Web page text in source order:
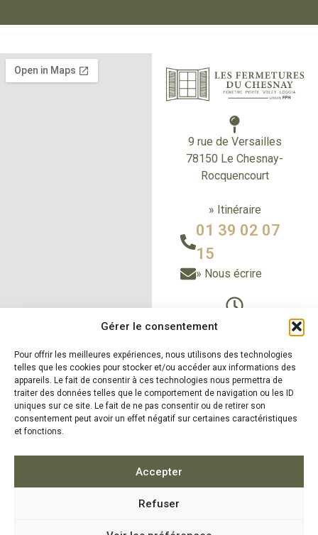
Gérer le consentement
Pour offrir les meilleures expériences, nous utilisons des technologies
telles que les cookies pour stocker et/ou accéder aux informations des
appareils. Le fait de consentir à ces technologies nous permettra de
traiter des données telles que le comportement de navigation ou les ID
uniques sur ce site. Le fait de ne pas consentir ou de retirer son
consentement peut avoir un effet négatif sur certaines caractéristiques
et fonctions.
Accepter
Refuser
9 rue de Versailles
78150 Le Chesnay-
Rocquencourt
» Itinéraire
01 39 02 07
15
» Nous écrire
Du Lundi au vendredi
et de 14h à 18h
Le samedi sur RDV
réalisations
» Zones
d'intervention
Actualités